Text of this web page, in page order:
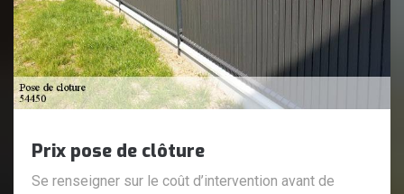
Prix pose de clôture
Se renseigner sur le coût d’intervention avant de